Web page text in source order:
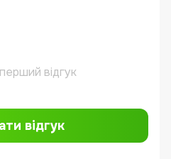
відгук
відгук